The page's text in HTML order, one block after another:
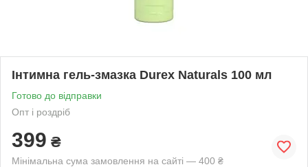
Інтимна гель-змазка Durex Naturals 100 мл
Готово до відправки
Опт і роздріб
399 ₴
Мінімальна сума замовлення на сайті — 400 ₴